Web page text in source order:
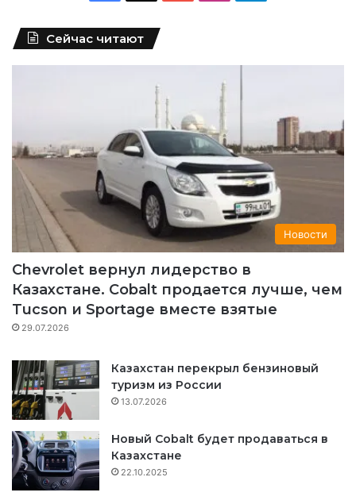
c
o
o
k
u
b
e
t
a
g
r
a
m
r
a
m
Сейчас читают
Новости
Chevrolet вернул лидерство в
Казахстане. Cobalt продается лучше, чем
Tucson и Sportage вместе взятые
29.07.2026
Казахстан перекрыл бензиновый
туризм из России
13.07.2026
Новый Cobalt будет продаваться в
Казахстане
22.10.2025